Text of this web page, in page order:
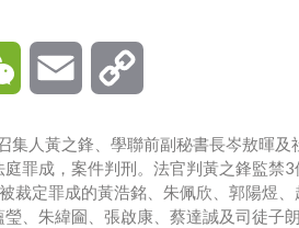
WeChat Email
集人黃之鋒、學聯前副秘書長岑敖暉
罪成，案件判刑。法官判黃之鋒監
裁定罪成的黃浩銘、朱佩欣、郭陽煜
、朱緯圇、張啟康、蔡達誠及司徒子